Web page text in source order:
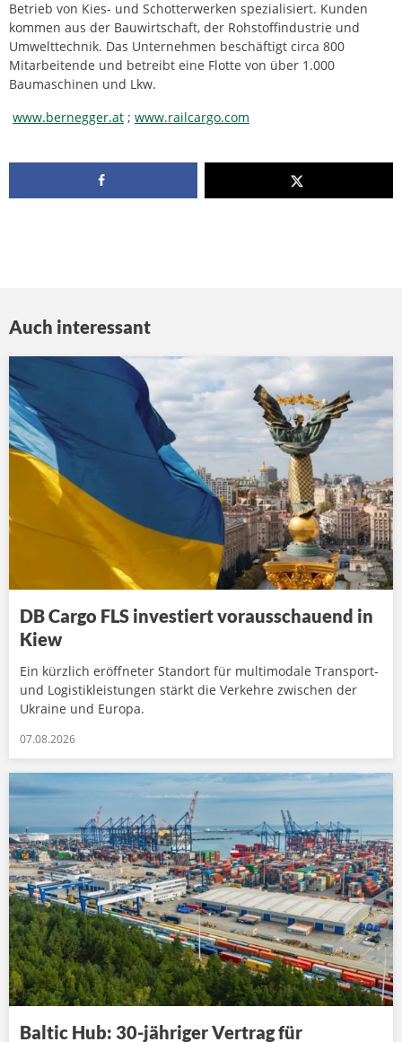
Betrieb von Kies- und Schotterwerken spezialisiert. Kunden
kommen aus der Bauwirtschaft, der Rohstoffindustrie und
Umwelttechnik. Das Unternehmen beschäftigt circa 800
Mitarbeitende und betreibt eine Flotte von über 1.000
Baumaschinen und Lkw.
www.bernegger.at ; www.railcargo.com
Auch interessant
DB Cargo FLS investiert vorausschauend in
Kiew
Ein kürzlich eröffneter Standort für multimodale Transport-
und Logistikleistungen stärkt die Verkehre zwischen der
Ukraine und Europa.
07.08.2026
Baltic Hub: 30-jähriger Vertrag für